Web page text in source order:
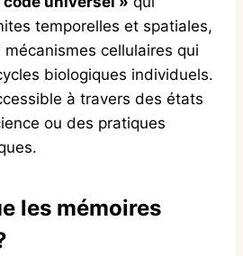
temporelles et spatiales,
cellulaires qui
biologiques individuels.
à travers des états
ou des pratiques
les mémoires